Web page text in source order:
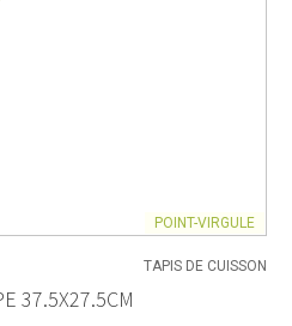
POINT-VIRGULE
TAPIS DE CUISSON
37.5X27.5CM